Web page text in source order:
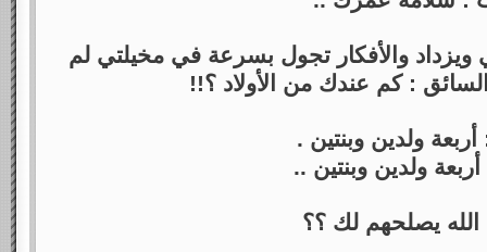
ويزداد والأفكار تجول بسرعة في مخيلتي لم
: كم عندك من الأولاد ؟!!
ولدين وبنتين .
ولدين وبنتين ..
يصلحهم لك ؟؟